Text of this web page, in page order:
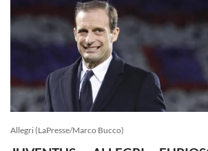
Allegri (LaPresse/Marco Bucco)